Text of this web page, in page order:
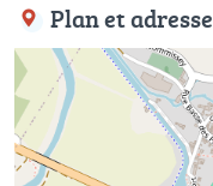
Plan et adresse